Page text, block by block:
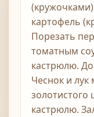
картофель
Порезать
томатным
кастрюлю.
Чеснок и
золотистого
кастрюлю.